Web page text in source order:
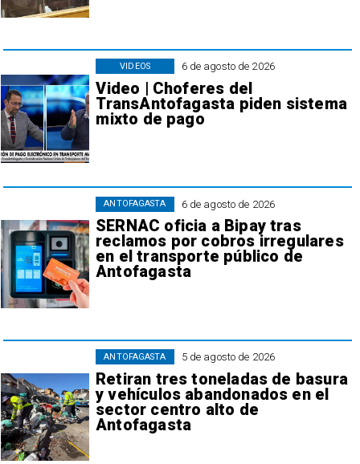
6 de agosto de 2026
Video | Choferes del
TransAntofagasta piden sistema
mixto de pago
VIDEOS
6 de agosto de 2026
SERNAC oficia a Bipay tras
reclamos por cobros irregulares
en el transporte público de
Antofagasta
ANTOFAGASTA
5 de agosto de 2026
Retiran tres toneladas de basura
y vehículos abandonados en el
sector centro alto de
Antofagasta
ANTOFAGASTA